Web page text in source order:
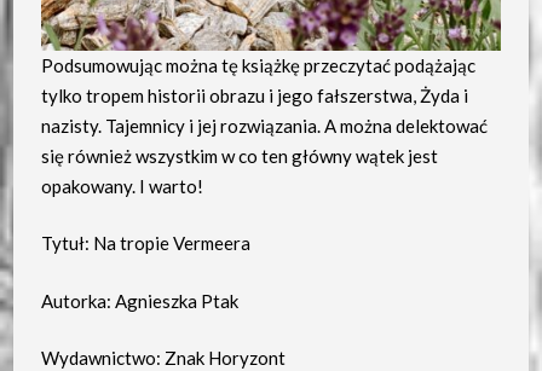
Podsumowując można tę książkę przeczytać podążając
tylko tropem historii obrazu i jego fałszerstwa, Żyda i
nazisty. Tajemnicy i jej rozwiązania. A można delektować
się również wszystkim w co ten główny wątek jest
opakowany. I warto!
Tytuł: Na tropie Vermeera
Autorka: Agnieszka Ptak
Wydawnictwo: Znak Horyzont